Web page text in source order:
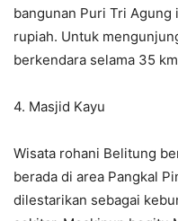
bangunan Puri Tri Agung
rupiah. Untuk
berkendara selama 35
4. Masjid Kayu
Wisata rohani Belitung
berada di area Pangkal
dilestarikan sebagai